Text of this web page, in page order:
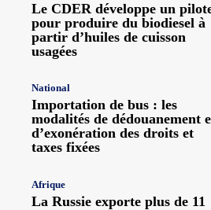
Le CDER développe un
pour produire du biodiesel à
partir d’huiles de cuisson
usagées
National
Importation de bus : les
modalités de dédouanement
d’exonération des droits et
taxes fixées
Afrique
La Russie exporte plus de 11